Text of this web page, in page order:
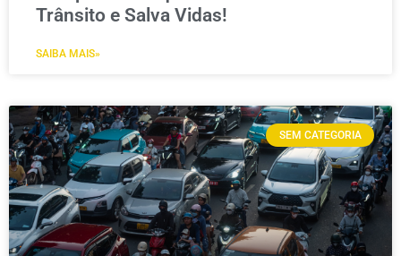
Trânsito e Salva Vidas!
SAIBA MAIS»
SEM CATEGORIA